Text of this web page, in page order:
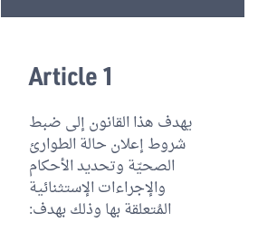
Article 1
يهدف هذا القانون إلى ضبط
شروط إعلان حالة الطوارئ
الصحيّة وتحديد الأحكام
والإجراءات الإستثنائية
المُتعلقة بها وذلك بهدف: